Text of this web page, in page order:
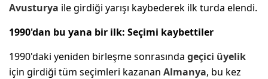
Avusturya ile girdiği yarışı kaybederek ilk turda elendi.
1990'dan bu yana bir ilk: Seçimi kaybettiler
1990'daki yeniden birleşme sonrasında geçici üyelik
için girdiği tüm seçimleri kazanan Almanya, bu kez